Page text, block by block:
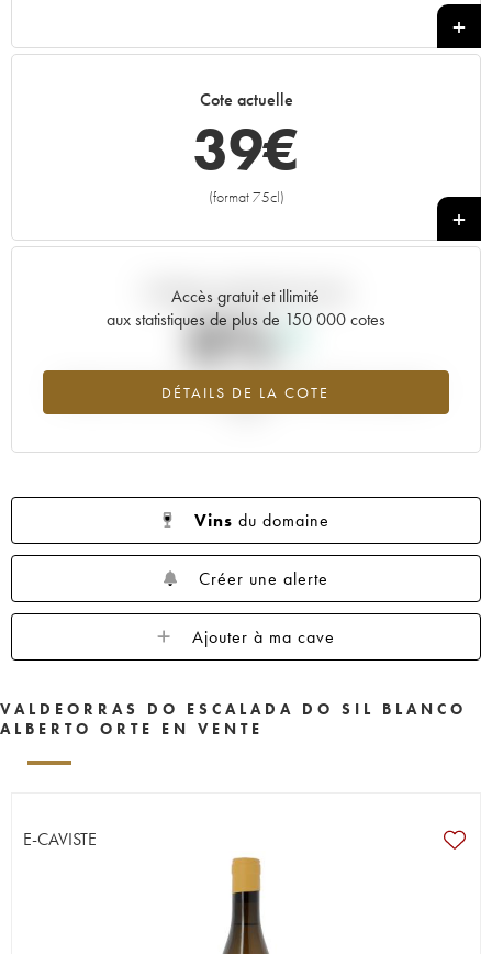
Cote actuelle
39€
(format 75cl)
+
Accès gratuit et illimité
aux statistiques de plus de 150 000 cotes
DÉTAILS DE LA COTE
Tendance actuelle de la cote
0%
Tendance à la hausse du millésime 2019 en 2026 par rapport à
Vins du domaine
Créer une alerte
Ajouter à ma cave
VALDEORRAS DO ESCALADA DO SIL BLANCO
ALBERTO ORTE EN VENTE
E-CAVISTE